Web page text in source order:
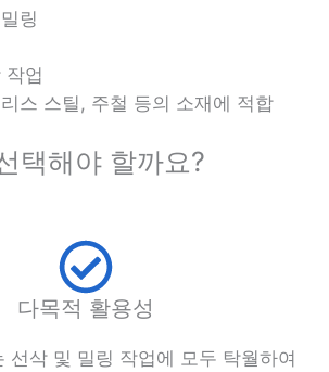
링
작업
스 스틸, 주철 등의 소재에 적합
택해야 할까요?
다목적 활용성
선삭 및 밀링 작업에 모두 탁월하여